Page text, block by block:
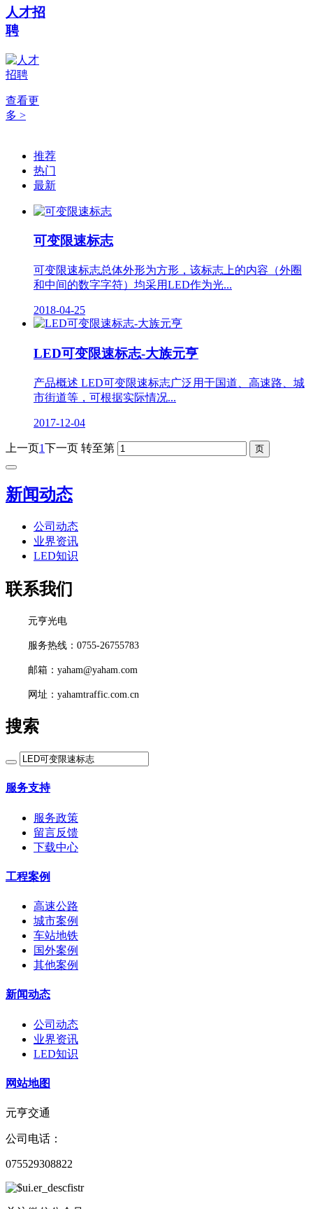
人才招
聘
查看更
多 >
推荐
热门
最新
可变限速标志
可变限速标志总体外形为方形，该标志上的内容（外圈
和中间的数字字符）均采用LED作为光...
2018-04-25
LED可变限速标志-大族元亨
产品概述 LED可变限速标志​广泛用于国道、高速路、城
市街道等，可根据实际情况...
2017-12-04
上一页1下一页 转至第
新闻动态
公司动态
业界资讯
LED知识
联系我们
元亨光电
服务热线：0755-26755783
邮箱：yaham@yaham.com
网址：yahamtraffic.com.cn
搜索
服务支持
服务政策
留言反馈
下载中心
工程案例
高速公路
城市案例
车站地铁
国外案例
其他案例
新闻动态
公司动态
业界资讯
LED知识
网站地图
元亨交通
公司电话：
075529308822